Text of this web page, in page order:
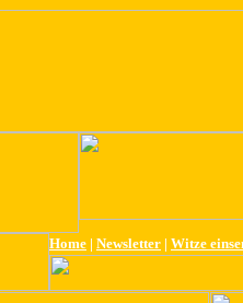
Home | Newsletter | Witze